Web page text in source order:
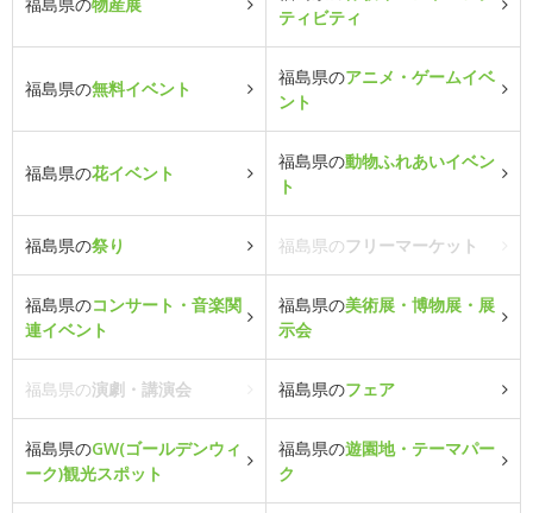
ティビティ
福島県の無料イベント
福島県のアニメ・ゲームイベ
ント
福島県の花イベント
福島県の動物ふれあいイベン
ト
福島県の祭り 福島県のフリーマーケット
福島県のコンサート・音楽関
連イベント
福島県の美術展・博物展・展
示会
福島県の演劇・講演会 福島県のフェア
福島県のGW(ゴールデンウィ
ーク)観光スポット
福島県の遊園地・テーマパー
ク